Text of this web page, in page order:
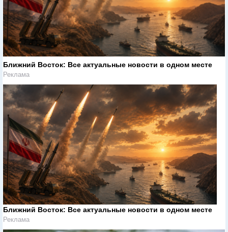
Ближний Восток: Все актуальные новости в одном месте
Реклама
Ближний Восток: Все актуальные новости в одном месте
Реклама